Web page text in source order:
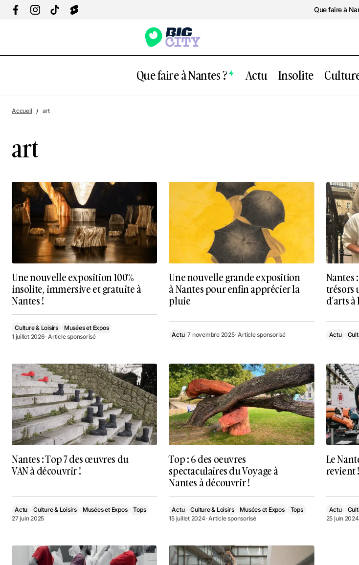
Que faire à
Que faire à Nantes ? Actu Insolite
Accueil art
art
Une nouvelle exposition 100%
insolite, immersive et gratuite à
Nantes !
Culture & Loisirs
Musées et Expos
1 juillet 2026· Article sponsorisé
Une nouvelle grande exposition
à Nantes pour enfin apprécier la
pluie
Actu 7 novembre 2025· Article sponsorisé
Nantes
trésors
d’arts à
Actu
Nantes : Top 7 des œuvres du
VAN à découvrir !
Actu Culture & Loisirs Musées et Expos
Tops
27 juin 2025
Top : 6 des oeuvres
spectaculaires du Voyage à
Nantes à découvrir !
Actu Culture & Loisirs Musées et Expos
Tops
15 juillet 2024· Article sponsorisé
Le
revient !
Actu
25 juin 2024